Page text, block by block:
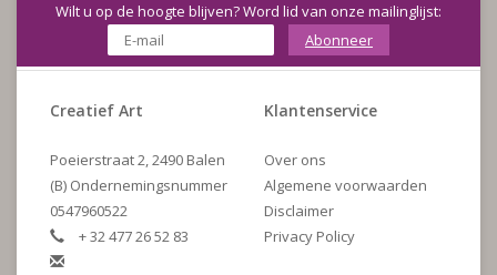
Wilt u op de hoogte blijven? Word lid van onze mailinglijst:
Abonneer
Creatief Art
Poeierstraat 2, 2490 Balen
(B) Ondernemingsnummer
0547960522
+ 32 477 26 52 83
Klantenservice
Over ons
Algemene voorwaarden
Disclaimer
Privacy Policy